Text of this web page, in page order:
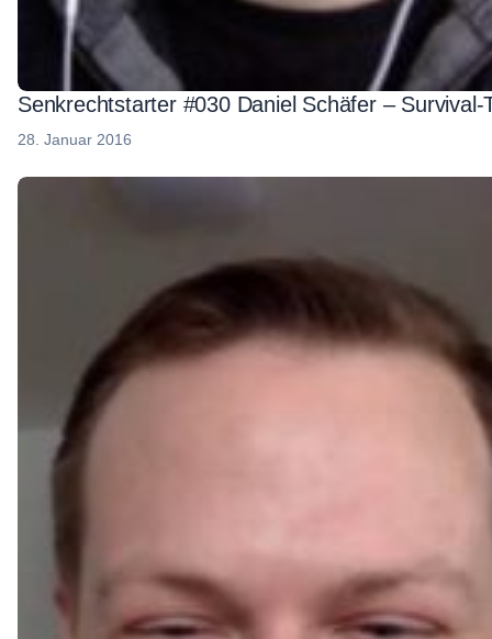
Senkrechtstarter #030 Daniel Schäfer –
28. Januar 2016